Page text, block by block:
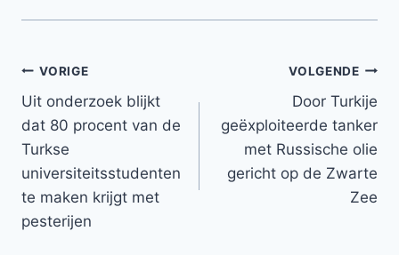
Bericht
navigatie
VORIGE
Uit onderzoek blijkt
dat 80 procent van de
Turkse
universiteitsstudenten
te maken krijgt met
pesterijen
VOLGENDE
Door Turkije
geëxploiteerde tanker
met Russische olie
gericht op de Zwarte
Zee